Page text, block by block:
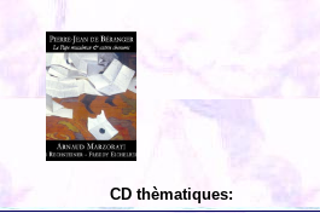
CD thèmatiques: